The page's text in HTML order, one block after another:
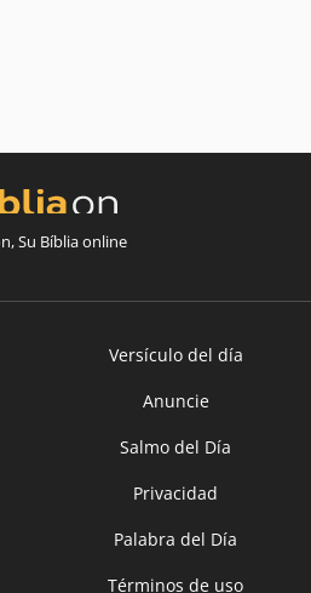
Su Bíblia online
Versículo del día
Anuncie
Salmo del Día
Privacidad
Palabra del Día
Términos de uso